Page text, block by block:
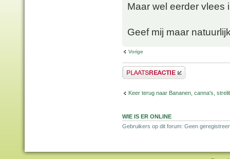
Maar wel eerder vlees
Geef mij maar
Vorige
Plaats een reactie
Keer terug naar Bananen, canna's,
WIE IS ER ONLINE
Gebruikers op dit forum: Geen